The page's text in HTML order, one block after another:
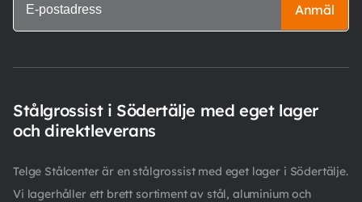
Anmäl
Stålgrossist i Södertälje med eget lager
och direktleverans
Telge Stålcenter är en stålgrossist med eget lager i Södertälje.
Vi lagerhåller ett brett sortiment av stål, aluminium och